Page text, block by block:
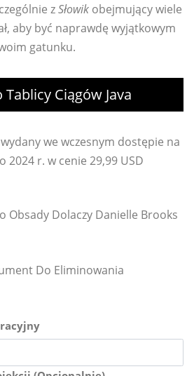
zSłowik obejmujący wiele
aby być naprawdę wyjątkowym
gatunku.
Ciągów Java
we wczesnym dostępie na
2024 r. w cenie 29,99 USD
Obsady Dolaczy Danielle Brooks
Do Eliminowania